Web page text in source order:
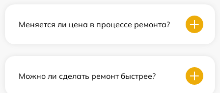
Меняется ли цена в процессе ремонта?
Можно ли сделать ремонт быстрее?